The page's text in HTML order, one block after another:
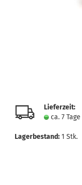
Lieferzeit:
ca. 7 Tage
Lagerbestand: 1 Stk.